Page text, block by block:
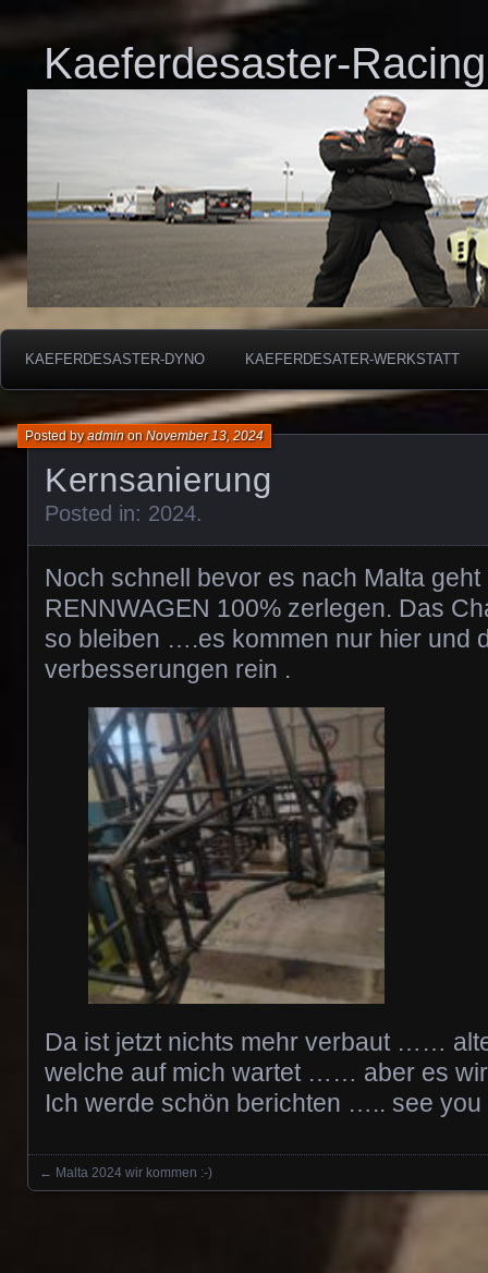
Kaeferdesaster-Racing
KAEFERDESASTER-DYNO KAEFERDESATER-WERKSTATT
Kernsanierung
Posted byadminonNovember 13, 2024
Posted in: 2024.
Noch schnell bevor es nach Malta
RENNWAGEN 100% zerlegen. Das
so bleiben ….es kommen nur hier und
verbesserungen rein .
Da ist jetzt nichts mehr verbaut ……
welche auf mich wartet …… aber es
Ich werde schön berichten ….. see
Posts navigation
← Malta 2024 wir kommen :-)